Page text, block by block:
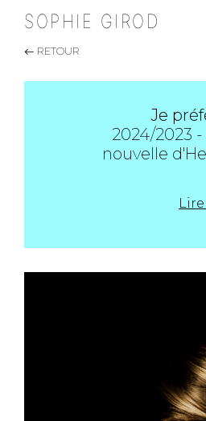
SOPHIE GIROD
RETOUR
Je
2024/2023
nouvelle